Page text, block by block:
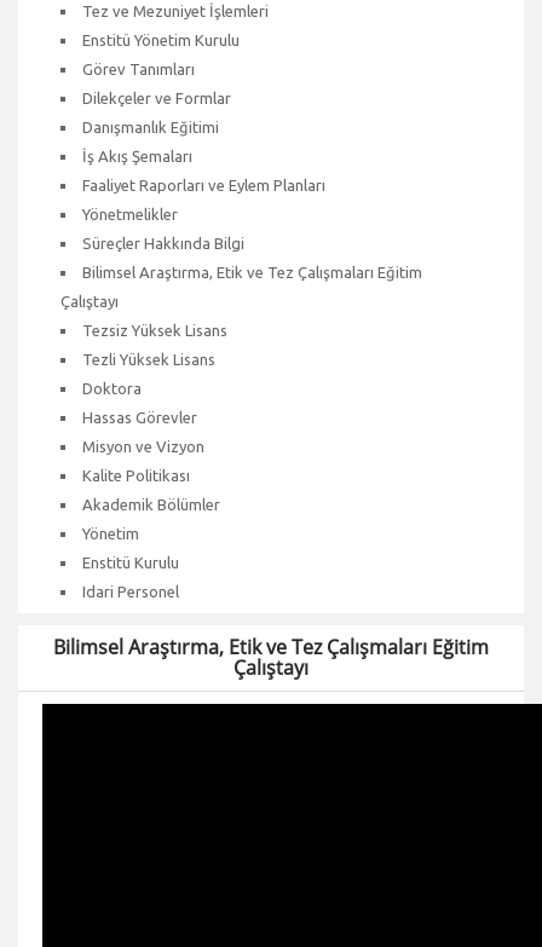
Tez ve Mezuniyet İşlemleri
Enstitü Yönetim Kurulu
Görev Tanımları
Dilekçeler ve Formlar
Danışmanlık Eğitimi
İş Akış Şemaları
Faaliyet Raporları ve Eylem Planları
Yönetmelikler
Süreçler Hakkında Bilgi
Bilimsel Araştırma, Etik ve Tez Çalışmaları Eğitim
Çalıştayı
Tezsiz Yüksek Lisans
Tezli Yüksek Lisans
Doktora
Hassas Görevler
Misyon ve Vizyon
Kalite Politikası
Akademik Bölümler
Yönetim
Enstitü Kurulu
Idari Personel
Bilimsel Araştırma, Etik ve Tez Çalışmaları Eğitim
Çalıştayı